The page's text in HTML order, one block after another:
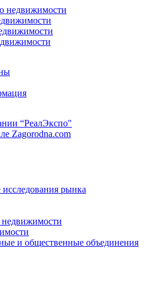
недвижимости
“РеалЭкспо"
Zagorodna.com
рынка
и общественные объединения